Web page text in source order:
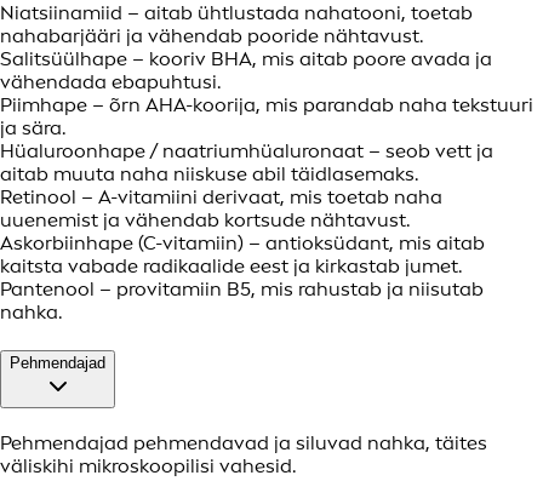
Niatsiinamiid – aitab ühtlustada nahatooni, toetab
nahabarjääri ja vähendab pooride nähtavust.
Salitsüülhape – kooriv BHA, mis aitab poore avada ja
vähendada ebapuhtusi.
Piimhape – õrn AHA-koorija, mis parandab naha tekstuuri
ja sära.
Hüaluroonhape / naatriumhüaluronaat – seob vett ja
aitab muuta naha niiskuse abil täidlasemaks.
Retinool – A-vitamiini derivaat, mis toetab naha
uuenemist ja vähendab kortsude nähtavust.
Askorbiinhape (C-vitamiin) – antioksüdant, mis aitab
kaitsta vabade radikaalide eest ja kirkastab jumet.
Pantenool – provitamiin B5, mis rahustab ja niisutab
nahka.
Pehmendajad
Pehmendajad pehmendavad ja siluvad nahka, täites
väliskihi mikroskoopilisi vahesid.